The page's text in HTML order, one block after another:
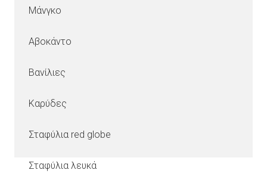
Μάνγκο
Αβοκάντο
Βανίλιες
Καρύδες
Σταφύλια red globe
Σταφύλια λευκά